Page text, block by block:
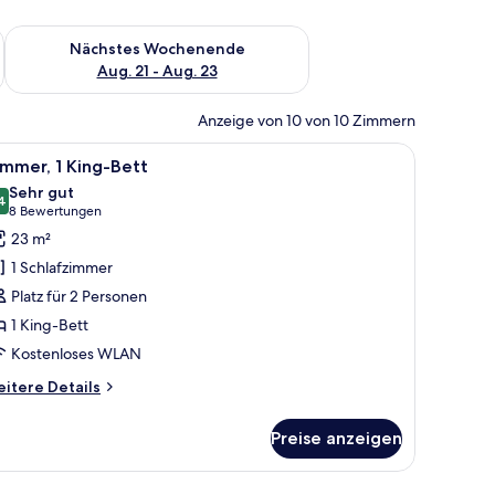
Aug. 14 - Aug. 16.
Nächstes Wochenende
Aug. 21 - Aug. 23
Überprüfe die Verfügbarkeit für nächstes Wochenende, Aug.
Anzeige von 10 von 10 Zimmern
Schreibtisch, einem Stuhl, einem großen Fenster mit Stadtblick und
Ein modernes Hotelzimmer mit
3 1 King-Bett
von 10
Sehr gut
8 Bewertungen
(8
Bewertungen)
23 m²
1 Schlafzimmer
Platz für 2 Personen
1 King-Bett
Kostenloses WLAN
Details
Preise anzeigen